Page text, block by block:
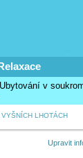
Ubytování v
LHOTÁCH
Upravit